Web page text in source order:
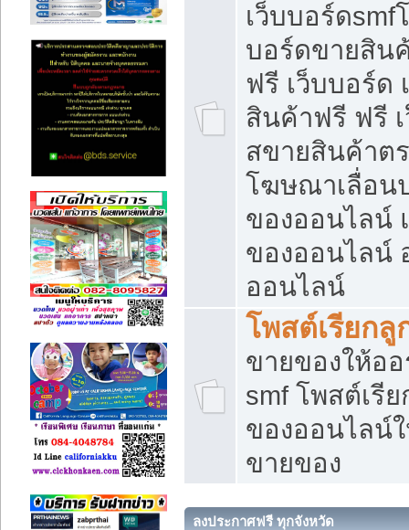
เว็บบอร์ดsmf
บอร์ดขายสิน
ฟรี เว็บบอร์ด
สินค้าฟรี ฟรี
สขายสินค้าต
โฆษณาเลื่อน
ของออนไลน์
ของออนไลน์
ออนไลน์
โพสต์เรียก
ขายของให้ออ
smf โพสต์เรี
ของออนไลน์
ขายของ
ลงประกาศฟรี ทุกจังหวัด